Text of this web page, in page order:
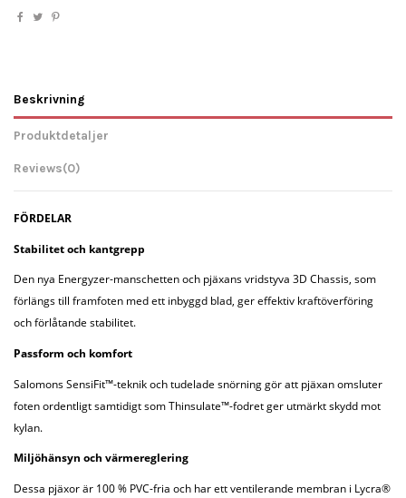
Beskrivning
Produktdetaljer
Reviews(0)
FÖRDELAR
Stabilitet och kantgrepp
Den nya Energyzer-manschetten och pjäxans vridstyva 3D Chassis, som
förlängs till framfoten med ett inbyggd blad, ger effektiv kraftöverföring
och förlåtande stabilitet.
Passform och komfort
Salomons SensiFit™-teknik och tudelade snörning gör att pjäxan omsluter
foten ordentligt samtidigt som Thinsulate™-fodret ger utmärkt skydd mot
kylan.
Miljöhänsyn och värmereglering
Dessa pjäxor är 100 % PVC-fria och har ett ventilerande membran i Lycra®